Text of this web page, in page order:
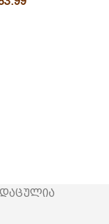
დაცულია